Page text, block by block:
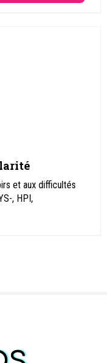
et aux difficultés
, HPI,